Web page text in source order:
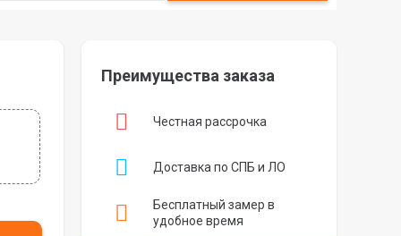
Преимущества заказа
Честная рассрочка
Доставка по СПБ и ЛО
Бесплатный замер в
удобное время